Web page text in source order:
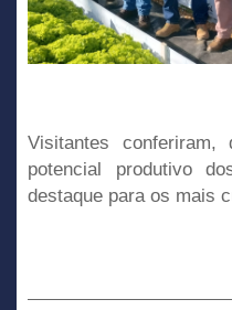
Visitantes
potencial produtivo
destaque para os mais